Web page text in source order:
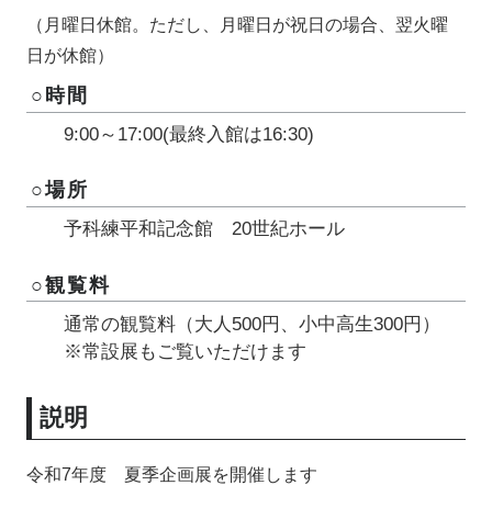
（月曜日休館。ただし、月曜日が祝日の場合、翌火曜
日が休館）
○時間
9:00～17:00(最終入館は16:30)
○場所
予科練平和記念館 20世紀ホール
○観覧料
通常の観覧料（大人500円、小中高生300円）
※常設展もご覧いただけます
説明
令和7年度 夏季企画展を開催します